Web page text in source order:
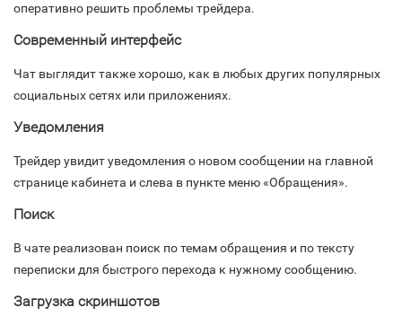
оперативно решить проблемы трейдера.
Современный интерфейс
Чат выглядит также хорошо, как в любых других популярных
социальных сетях или приложениях.
Уведомления
Трейдер увидит уведомления о новом сообщении на главной
странице кабинета и слева в пункте меню «Обращения».
Поиск
В чате реализован поиск по темам обращения и по тексту
переписки для быстрого перехода к нужному сообщению.
Загрузка скриншотов